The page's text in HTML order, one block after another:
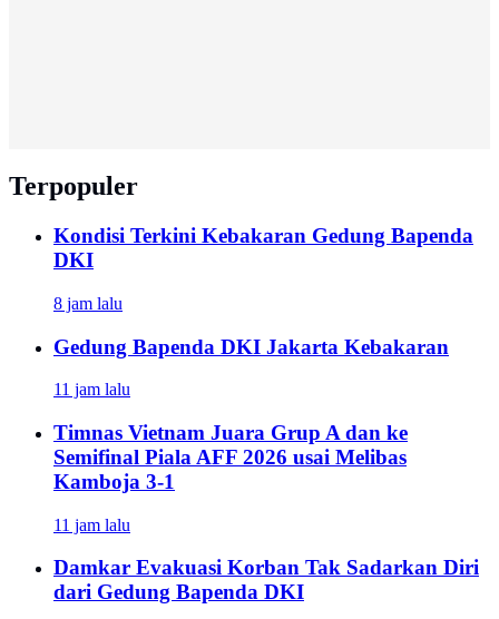
Terpopuler
Kondisi Terkini Kebakaran Gedung Bapenda
DKI
8 jam lalu
Gedung Bapenda DKI Jakarta Kebakaran
11 jam lalu
Timnas Vietnam Juara Grup A dan ke
Semifinal Piala AFF 2026 usai Melibas
Kamboja 3-1
11 jam lalu
Damkar Evakuasi Korban Tak Sadarkan Diri
dari Gedung Bapenda DKI